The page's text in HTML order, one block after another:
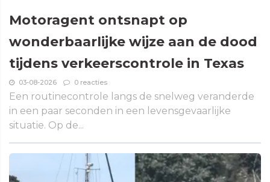
Motoragent ontsnapt op
wonderbaarlijke wijze aan de dood
tijdens verkeerscontrole in Texas
03-08-2026 0 reacties
Een routinecontrole langs de snelweg veranderde
in een paar seconden in een levensgevaarlijke
situatie. Op de...